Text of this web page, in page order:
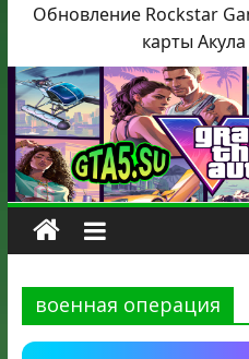
Обновление Rockstar
карты Акула
военная операция